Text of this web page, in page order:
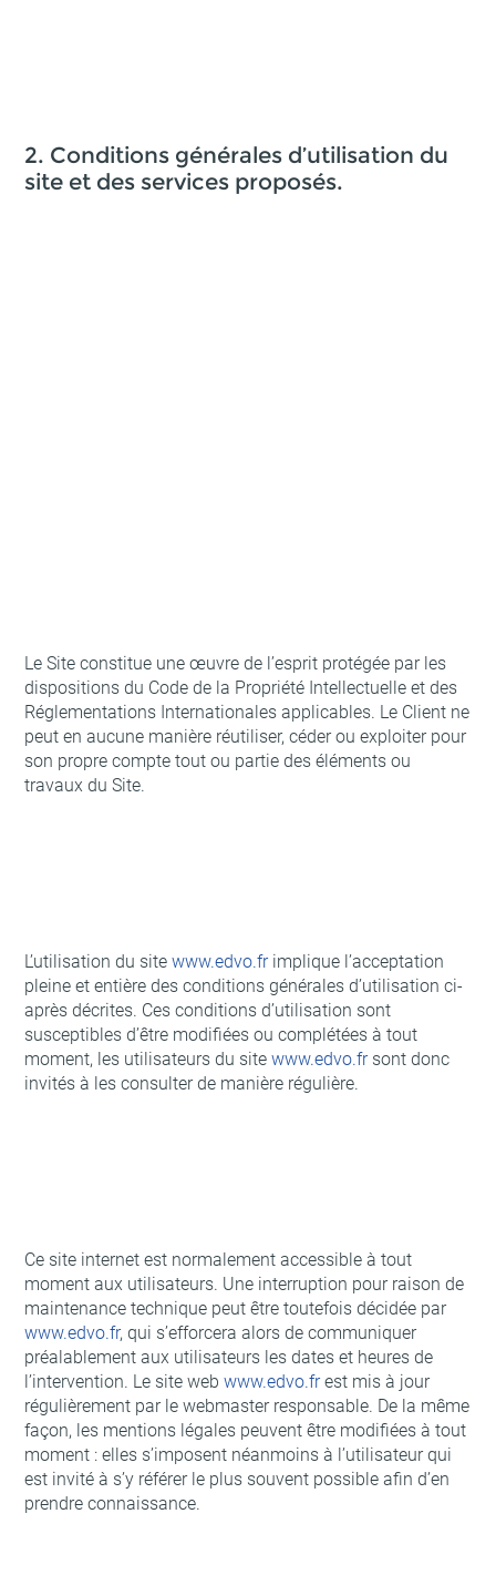
2. Conditions générales d’utilisation du
site et des services proposés.
Le Site constitue une œuvre de l’esprit protégée par les
dispositions du Code de la Propriété Intellectuelle et des
Réglementations Internationales applicables. Le Client ne
peut en aucune manière réutiliser, céder ou exploiter pour
son propre compte tout ou partie des éléments ou
travaux du Site.
L’utilisation du sitewww.edvo.frimplique l’acceptation
pleine et entière des conditions générales d’utilisation ci-
après décrites. Ces conditions d’utilisation sont
susceptibles d’être modifiées ou complétées à tout
moment, les utilisateurs du sitewww.edvo.frsont donc
invités à les consulter de manière régulière.
Ce site internet est normalement accessible à tout
moment aux utilisateurs. Une interruption pour raison de
maintenance technique peut être toutefois décidée par
www.edvo.fr, qui s’efforcera alors de communiquer
préalablement aux utilisateurs les dates et heures de
l’intervention. Le site webwww.edvo.frest mis à jour
régulièrement par le webmaster responsable. De la même
façon, les mentions légales peuvent être modifiées à tout
moment : elles s’imposent néanmoins à l’utilisateur qui
est invité à s’y référer le plus souvent possible afin d’en
prendre connaissance.